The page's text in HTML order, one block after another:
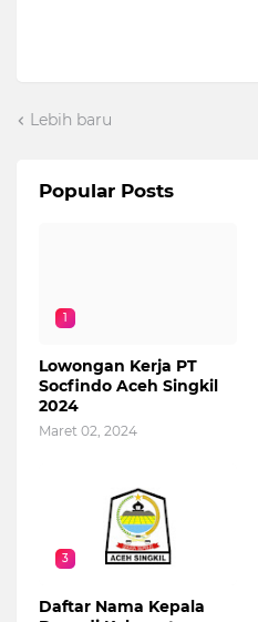
Lebih baru
Popular Posts
1
Lowongan Kerja PT
Socfindo Aceh Singkil
2024
Maret 02, 2024
3
Daftar Nama Kepala